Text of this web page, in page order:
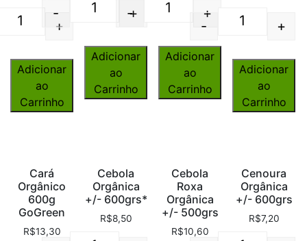
Quantity+
Adicionar
ao
Carrinho
Quantity
- +
Adicionar
ao
Carrinho
Quantity
- +
Adicionar
ao
Carrinho
Quantity
- +
Adicionar
ao
Carrinho
Cará
Orgânico
600g
GoGreen
R$13,30
Cebola
Orgânica
+/- 600grs*
R$8,50
Cebola
Roxa
Orgânica
+/- 500grs
R$10,60
Cenoura
Orgânica
+/- 600grs
R$7,20